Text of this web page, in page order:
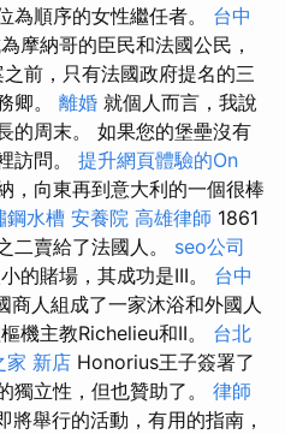
為順序的女性繼任者。 台中
摩納哥的臣民和法國公民，
前，只有法國政府提名的三
卿。 離婚 就個人而言，我說
的周末。 如果您的堡壘沒有
訪問。 提升網頁體驗的On
，向東再到意大利的一個很棒
鋼水槽 安養院 高雄律師 1861
二賣給了法國人。 seo公司
的賭場，其成功是III。 台中
商人組成了一家沐浴和外國人
機主教Richelieu和II。 台北
家 新店 Honorius王子簽署了
獨立性，但也贊助了。 律師
將舉行的活動，有用的指南，